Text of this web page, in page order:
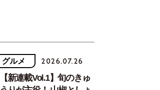
グルメ 2026.07.26
【新連載Vol.1】旬のきゅ